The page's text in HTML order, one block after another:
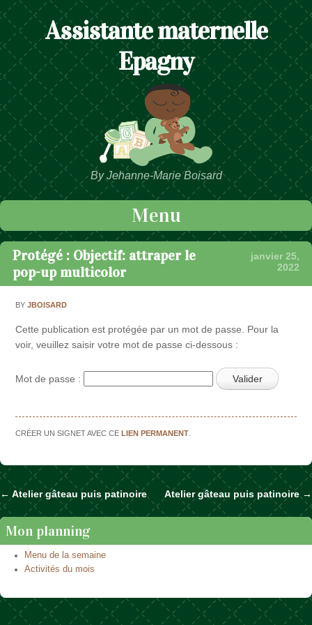
Assistante maternelle
Epagny
By Jehanne-Marie Boisard
Menu
Passer au contenu
Protégé : Objectif: attraper le
pop-up multicolor
janvier 25,
2022
BYJBOISARD
Cette publication est protégée par un mot de passe. Pour la
voir, veuillez saisir votre mot de passe ci-dessous :
Mot de passe :
CRÉER UN SIGNET AVEC CELIEN PERMANENT
Naviguer dans les articles
← Atelier gâteau puis patinoire Atelier gâteau puis patinoire →
Mon planning
Menu de la semaine
Activités du mois